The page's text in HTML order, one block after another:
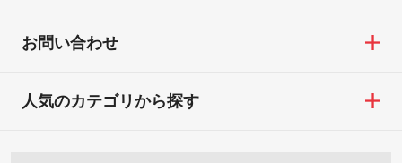
お問い合わせ
人気のカテゴリから探す